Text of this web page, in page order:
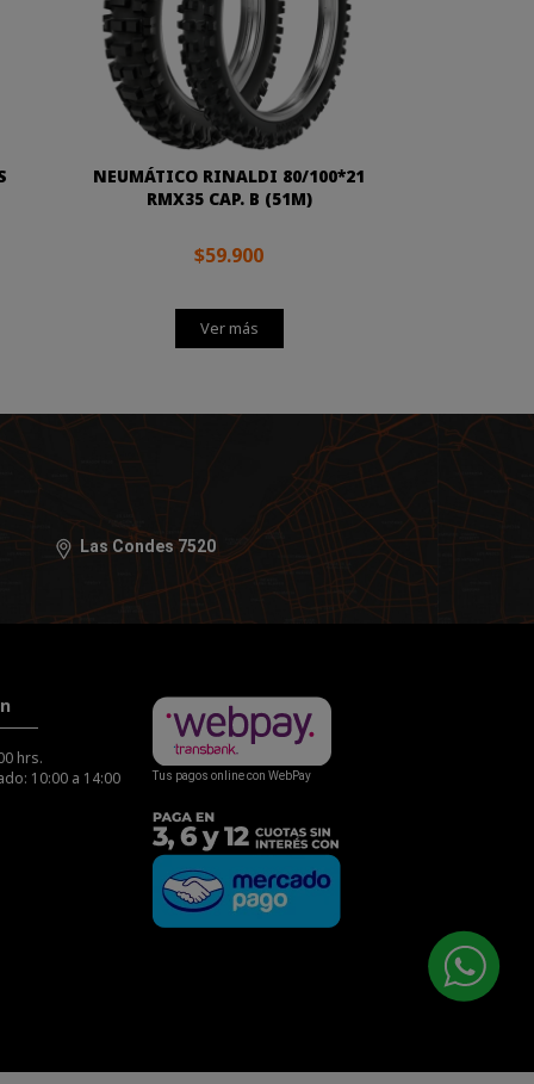
NEUMÁTICO RINALDI 80/100*21
RMX35 CAP. B (51M)
$59.900
Ver más
Las Condes 7520
hrs.
10:00 a 14:00
Tus pagos online con WebPay